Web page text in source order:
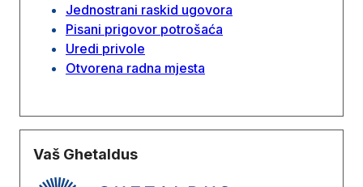
Jednostrani raskid ugovora
Pisani prigovor potrošaća
Uredi privole
Otvorena radna mjesta
Vaš Ghetaldus